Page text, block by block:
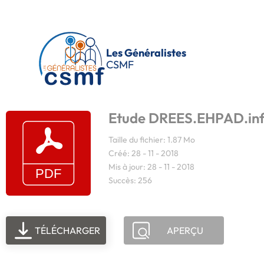
Les Généralistes
CSMF
Etude
Taille du fichier: 1.87 Mo
Créé: 28 - 11 - 2018
Mis à jour: 28 - 11 - 2018
Succès: 256
TÉLÉCHARGER APERÇU